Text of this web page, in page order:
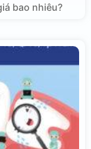
bao nhiêu?